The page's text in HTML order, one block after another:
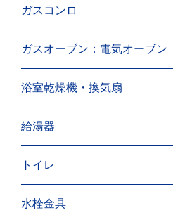
ガスコンロ
ガスオーブン：電気オーブン
浴室乾燥機・換気扇
給湯器
トイレ
水栓金具